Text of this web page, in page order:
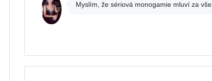
Myslím, že sériová monogamie mluví za vše.